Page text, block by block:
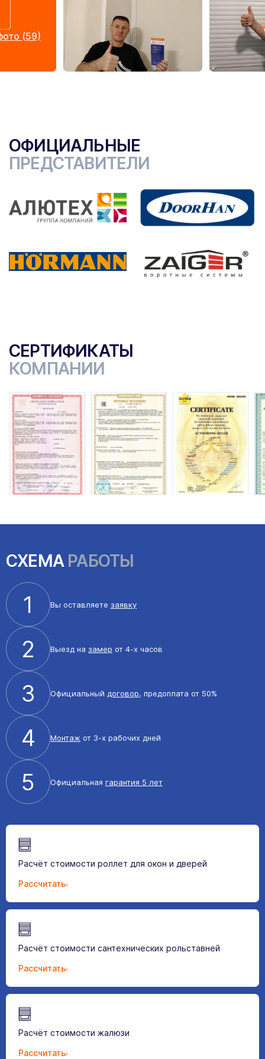
(59)
ОФИЦИАЛЬНЫЕ
ПРЕДСТАВИТЕЛИ
СЕРТИФИКАТЫ
КОМПАНИИ
СХЕМАРАБОТЫ
1 Вы оставляете заявку
2 Выезд на замер от 4-х часов
3 Официальный договор, предоплата от 50%
4 Монтаж от 3-х рабочих дней
5 Официальная гарантия 5 лет
Расчёт стоимости роллет для окон и дверей
Рассчитать
Расчёт стоимости сантехнических рольставней
Рассчитать
Расчёт стоимости жалюзи
Рассчитать